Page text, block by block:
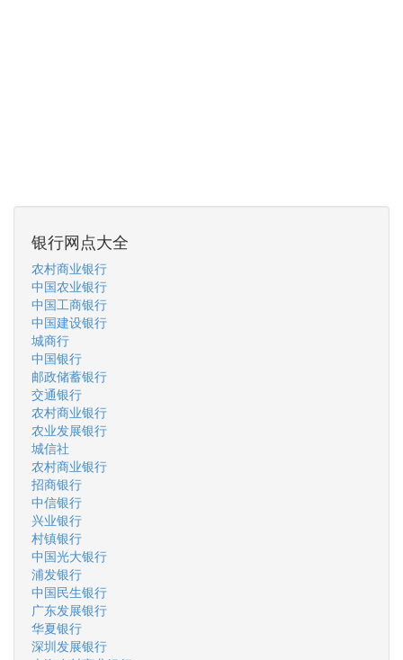
银行网点大全
农村商业银行
中国农业银行
中国工商银行
中国建设银行
城商行
中国银行
邮政储蓄银行
交通银行
农村商业银行
农业发展银行
城信社
农村商业银行
招商银行
中信银行
兴业银行
村镇银行
中国光大银行
浦发银行
中国民生银行
广东发展银行
华夏银行
深圳发展银行